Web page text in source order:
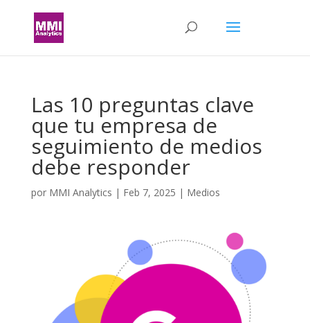
Las 10 preguntas clave
que tu empresa de
seguimiento de medios
debe responder
por MMI Analytics | Feb 7, 2025 | Medios